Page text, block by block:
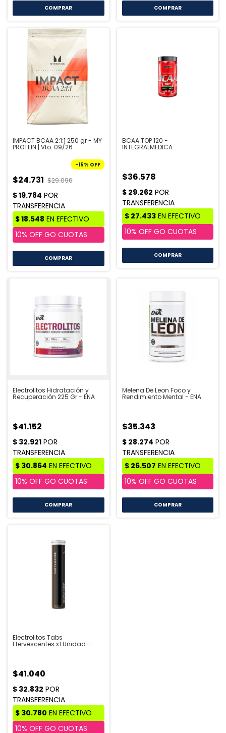
IMPACT BCAA 2:1:1 250 gr - MY
PROTEIN | Vto: 09/26
-15% OFF
$24.731 $29.096
BCAA TOP 120 -
INTEGRALMEDICA
$36.578
Electrolitos Hidratación y
Recuperación 225 Gr - ENA
$41.152
COMPRAR
Melena De Leon Foco y
Rendimiento Mental - ENA
$35.343
Electrolitos Tabs
Efervescentes x1 Unidad -
$41.040